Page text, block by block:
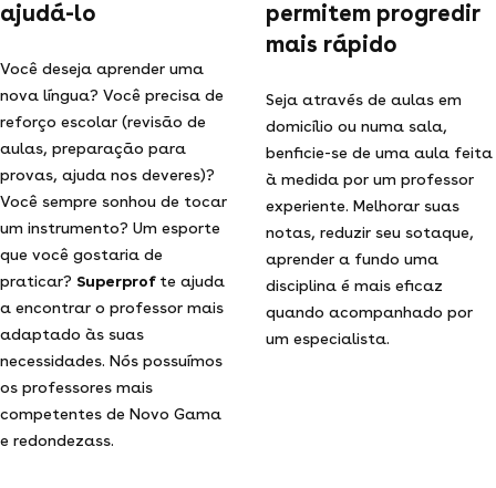
ajudá-lo
Você deseja aprender uma
nova língua? Você precisa de
reforço escolar (revisão de
aulas, preparação para
provas, ajuda nos deveres)?
Você sempre sonhou de tocar
um instrumento? Um esporte
que você gostaria de
praticar? Superprof te ajuda
a encontrar o professor mais
adaptado às suas
necessidades. Nós possuímos
os professores mais
competentes de Novo Gama
e redondezass.
permitem progredir
mais rápido
Seja através de aulas em
domicílio ou numa sala,
benficie-se de uma aula feita
à medida por um professor
experiente. Melhorar suas
notas, reduzir seu sotaque,
aprender a fundo uma
disciplina é mais eficaz
quando acompanhado por
um especialista.